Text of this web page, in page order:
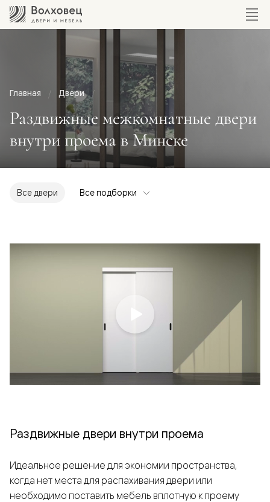
Главная Двери
Раздвижные межкомнатные двери
внутри проема в Минске
Все двери Все подборки
Раздвижные двери внутри проема
Идеальное решение для экономии пространства,
когда нет места для распахивания двери или
необходимо поставить мебель вплотную к проему